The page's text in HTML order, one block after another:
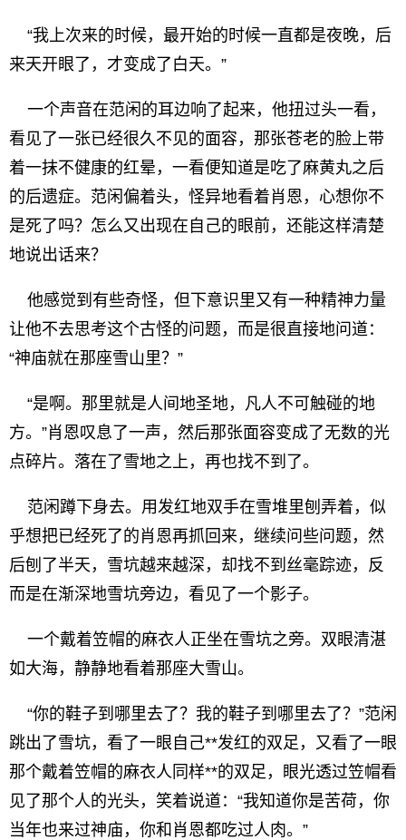
“我上次来的时候，最开始的时候一直都是夜晚，后
来天开眼了，才变成了白天。”
一个声音在范闲的耳边响了起来，他扭过头一看，
看见了一张已经很久不见的面容，那张苍老的脸上带
着一抹不健康的红晕，一看便知道是吃了麻黄丸之后
的后遗症。范闲偏着头，怪异地看着肖恩，心想你不
是死了吗？怎么又出现在自己的眼前，还能这样清楚
地说出话来？
他感觉到有些奇怪，但下意识里又有一种精神力量
让他不去思考这个古怪的问题，而是很直接地问道：
“神庙就在那座雪山里？”
“是啊。那里就是人间地圣地，凡人不可触碰的地
方。”肖恩叹息了一声，然后那张面容变成了无数的光
点碎片。落在了雪地之上，再也找不到了。
范闲蹲下身去。用发红地双手在雪堆里刨弄着，似
乎想把已经死了的肖恩再抓回来，继续问些问题，然
后刨了半天，雪坑越来越深，却找不到丝毫踪迹，反
而是在渐深地雪坑旁边，看见了一个影子。
一个戴着笠帽的麻衣人正坐在雪坑之旁。双眼清湛
如大海，静静地看着那座大雪山。
“你的鞋子到哪里去了？我的鞋子到哪里去了？”范闲
跳出了雪坑，看了一眼自己**发红的双足，又看了一眼
那个戴着笠帽的麻衣人同样**的双足，眼光透过笠帽看
见了那个人的光头，笑着说道：“我知道你是苦荷，你
当年也来过神庙，你和肖恩都吃过人肉。”